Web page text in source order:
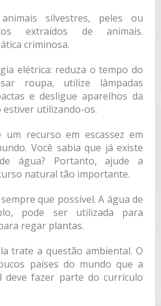
silvestres, peles ou
extraídos de animais.
criminosa.
elétrica: reduza o tempo do
roupa, utilize lâmpadas
e desligue aparelhos da
utilizando-os.
recurso em escassez em
Você sabia que já existe
água? Portanto, ajude a
natural tão importante.
que possível. A água de
pode ser utilizada para
regar plantas.
trate a questão ambiental. O
países do mundo que a
deve fazer parte do currículo